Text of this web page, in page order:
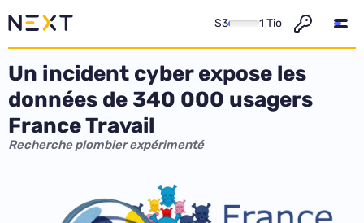
S3 1 Tio
Un incident cyber expose les
données de 340 000 usagers
France Travail
Recherche plombier expérimenté